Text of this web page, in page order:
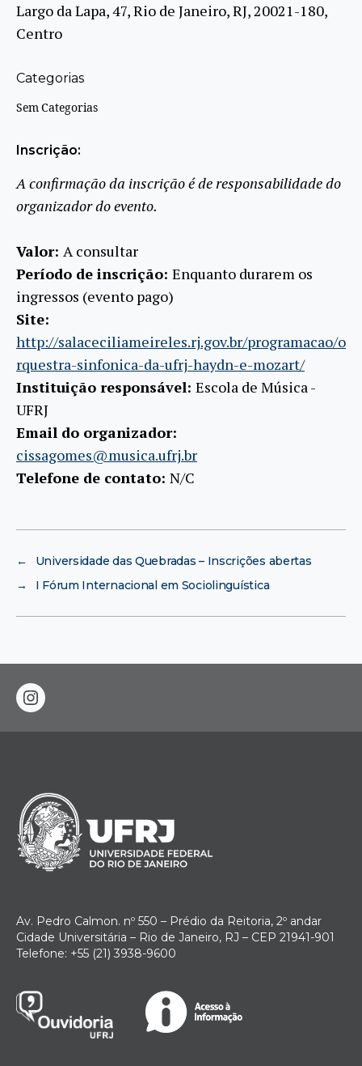
Largo da Lapa, 47, Rio de Janeiro, RJ, 20021-180,
Centro
Categorias
Sem Categorias
Inscrição:
A confirmação da inscrição é de responsabilidade do
organizador do evento.
Valor: A consultar
Período de inscrição: Enquanto durarem os
ingressos (evento pago)
Site:
http://salaceciliameireles.rj.gov.br/programacao/o
rquestra-sinfonica-da-ufrj-haydn-e-mozart/
Instituição responsável: Escola de Música -
UFRJ
Email do organizador:
cissagomes@musica.ufrj.br
Telefone de contato: N/C
←
Universidade das Quebradas – Inscrições abertas
→
I Fórum Internacional em Sociolinguística
instagram
Av. Pedro Calmon. nº 550 – Prédio da Reitoria, 2º andar
Cidade Universitária – Rio de Janeiro, RJ – CEP 21941-901
Telefone: +55 (21) 3938-9600